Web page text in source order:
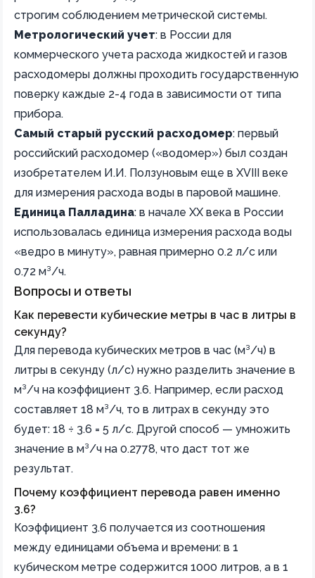
строгим соблюдением метрической системы.
Метрологический учет: в России для
коммерческого учета расхода жидкостей и газов
расходомеры должны проходить государственную
поверку каждые 2-4 года в зависимости от типа
прибора.
Самый старый русский расходомер: первый
российский расходомер («водомер») был создан
изобретателем И.И. Ползуновым еще в XVIII веке
для измерения расхода воды в паровой машине.
Единица Палладина: в начале XX века в России
использовалась единица измерения расхода воды
«ведро в минуту», равная примерно 0.2 л/с или
0.72 м³/ч.
Вопросы и ответы
Как перевести кубические метры в час в литры в
секунду?
Для перевода кубических метров в час (м³/ч) в
литры в секунду (л/с) нужно разделить значение в
м³/ч на коэффициент 3.6. Например, если расход
составляет 18 м³/ч, то в литрах в секунду это
будет: 18 ÷ 3.6 = 5 л/с. Другой способ — умножить
значение в м³/ч на 0.2778, что даст тот же
результат.
Почему коэффициент перевода равен именно
3.6?
Коэффициент 3.6 получается из соотношения
между единицами объема и времени: в 1
кубическом метре содержится 1000 литров, а в 1